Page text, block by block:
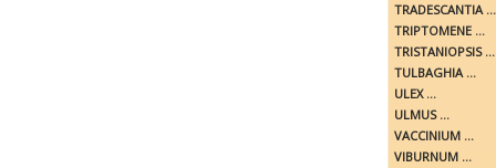
TRADESCANTIA ...
TRIPTOMENE ...
TRISTANIOPSIS ...
TULBAGHIA ...
ULEX ...
ULMUS ...
VACCINIUM ...
VIBURNUM ...